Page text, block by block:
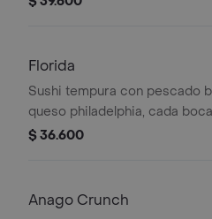
Florida
Sushi tempura con pescado
queso philadelphia, cada
crunch tempura, salsa teriyaki.
$ 36.600
Anago Crunch